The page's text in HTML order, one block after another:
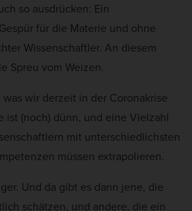
so ausdrücken: Ein
für die Materie und ohne
Wissenschaftler. An diesem
Spreu vom Weizen.
was wir derzeit in der Coronakrise
ist (noch) dünn, und eine Vielzahl
mit unterschiedlichsten
müssen extrapolieren.
Und da gibt es dann jene, die
schätzen, und andere, die ein